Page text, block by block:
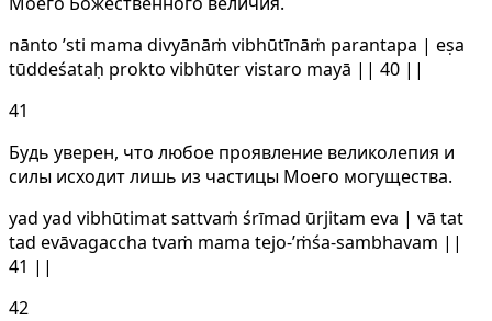
nānto ’sti mama divyānāṁ vibhūtīnāṁ parantapa | eṣa
tūddeśataḥ prokto vibhūter vistaro mayā || 40 ||
41
Будь уверен, что любое проявление великолепия и
силы исходит лишь из частицы Моего могущества.
yad yad vibhūtimat sattvaṁ śrīmad ūrjitam eva | vā tat
tad evāvagaccha tvaṁ mama tejo-’ṁśa-sambhavam ||
41 ||
42